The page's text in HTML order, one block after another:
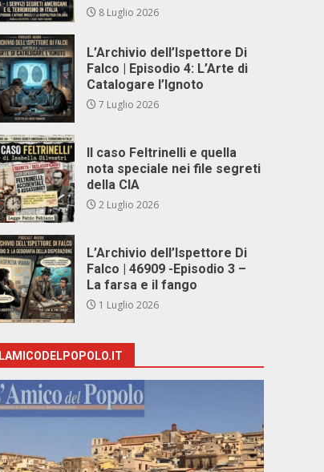
8 Luglio 2026
L’Archivio dell’Ispettore Di
Falco | Episodio 4: L’Arte di
Catalogare l’Ignoto
7 Luglio 2026
Il caso Feltrinelli e quella
nota speciale nei file segreti
della CIA
2 Luglio 2026
L’Archivio dell’Ispettore Di
Falco | 46909 -Episodio 3 –
La farsa e il fango
1 Luglio 2026
LAMICODELPOPOLO.IT